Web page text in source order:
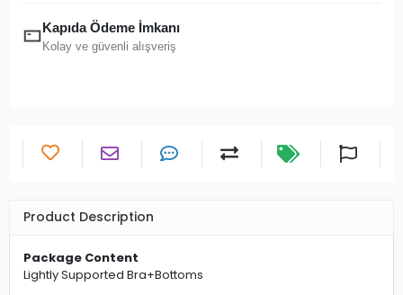
Kapıda Ödeme İmkanı
Kolay ve güvenli alışveriş
Product Description
Package Content
Lightly Supported Bra+Bottoms